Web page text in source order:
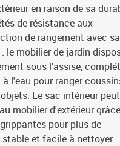
de remplissage du coussin de
du coussin de siège : 55 x 55
de dossier : 55 x 45 x 13
x table de jardin2 x siège
une fonction de
siège central incluant une
résistant à l'eau2 x siège
une fonction de
x coussin de dossier11 x
et lavable
en raison de sa
de résistance aux
de rangement avec
le mobilier de jardin
sous l'assise,
l'eau pour ranger
Le sac intérieur
mobilier d'extérieur
pour plus de
et facile à nettoyer